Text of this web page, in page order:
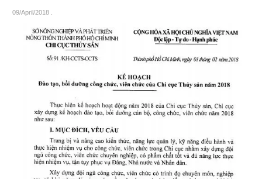
09/April/2018